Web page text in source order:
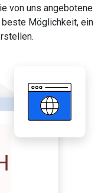
von uns angebotene
Möglichkeit, ein